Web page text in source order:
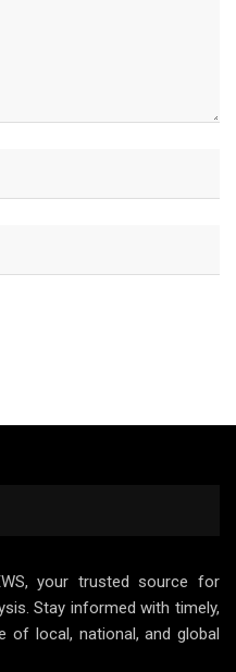
your trusted source for
Stay informed with timely,
of local, national, and global